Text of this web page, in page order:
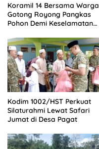
Koramil 14 Bersama Warga
Gotong Royong Pangkas
Pohon Demi Keselamatan
Kodim 1002/HST Perkuat
Silaturahmi Lewat Safari
Jumat di Desa Pagat